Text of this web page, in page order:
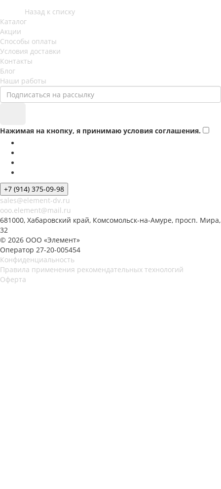
Назад к списку
Каталог
Акции
Способы оплаты
Условия доставки
Контакты
Блог
Наши работы
Нажимая на кнопку, я принимаю условия соглашения.
+7 (914) 375-09-98
sales@element-dv.ru
ooo.element@mail.ru
681000, Хабаровский край, Комсомольск-на-Амуре, просп. Мира,
32
© 2026 ООО «Элемент»
Оператор 27-20-005454
Конфиденциальность
Правила применения рекомендательных технологий
Оферта